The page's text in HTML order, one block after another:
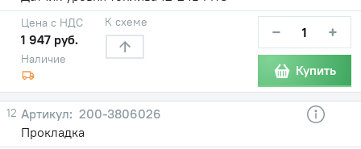
Наличие
Цена с НДС
1 947 руб.
К схеме − +
Купить
12
200-3806026
Прокладка